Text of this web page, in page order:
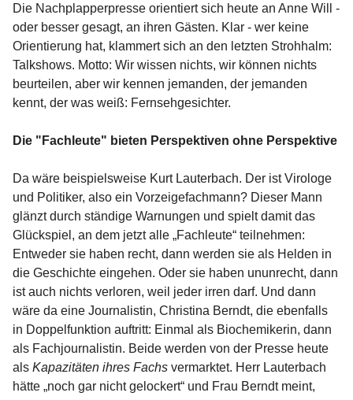
Die Nachplapperpresse orientiert sich heute an Anne Will -
oder besser gesagt, an ihren Gästen. Klar - wer keine
Orientierung hat, klammert sich an den letzten Strohhalm:
Talkshows. Motto: Wir wissen nichts, wir können nichts
beurteilen, aber wir kennen jemanden, der jemanden
kennt, der was weiß: Fernsehgesichter.
Die "Fachleute" bieten Perspektiven ohne Perspektive
Da wäre beispielsweise Kurt Lauterbach. Der ist Virologe
und Politiker, also ein Vorzeigefachmann? Dieser Mann
glänzt durch ständige Warnungen und spielt damit das
Glückspiel, an dem jetzt alle „Fachleute“ teilnehmen:
Entweder sie haben recht, dann werden sie als Helden in
die Geschichte eingehen. Oder sie haben ununrecht, dann
ist auch nichts verloren, weil jeder irren darf. Und dann
wäre da eine Journalistin, Christina Berndt, die ebenfalls
in Doppelfunktion auftritt: Einmal als Biochemikerin, dann
als Fachjournalistin. Beide werden von der Presse heute
als Kapazitäten ihres Fachs vermarktet. Herr Lauterbach
hätte „noch gar nicht gelockert“ und Frau Berndt meint,